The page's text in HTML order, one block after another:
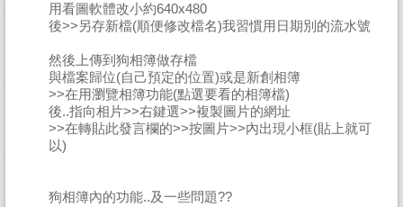
用看圖軟體改小約640x480
後>>另存新檔(順便修改檔名)我習慣用日期別的流水號
然後上傳到狗相簿做存檔
與檔案歸位(自己預定的位置)或是新創相簿
>>在用瀏覽相簿功能(點選要看的相簿檔)
後..指向相片>>右鍵選>>複製圖片的網址
>>在轉貼此發言欄的>>按圖片>>內出現小框(貼上就可
以)
狗相簿內的功能..及一些問題??